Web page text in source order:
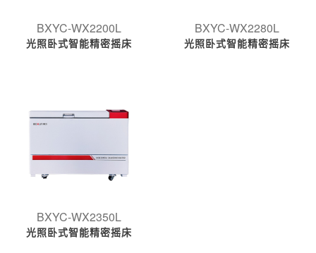
BXYC-WX2200L
光照卧式智能精密摇床
BXYC-WX2280L
光照卧式智能精密摇床
BXYC-WX2350L
光照卧式智能精密摇床